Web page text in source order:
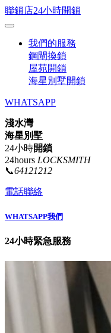
聯鎖店24小時開鎖
我們的服務
鋼閘換鎖
屋苑開鎖
海星別墅開鎖
WHATSAPP
淺水灣
海星別墅
24小時開鎖
24hours LOCKSMITH
📞64121212
電話聯絡
WHATSAPP我們
24小時緊急服務